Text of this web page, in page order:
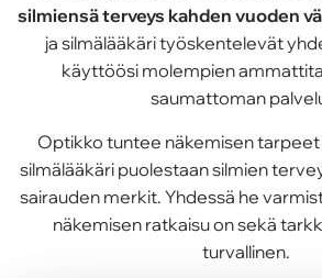
silmiensä terveys kahden vuoden
ja silmälääkäri työskentelevät
käyttöösi molempien
saumattoman
Optikko tuntee näkemisen tarpeet
silmälääkäri puolestaan silmien
sairauden merkit. Yhdessä he
näkemisen ratkaisu on sekä
turvallinen.